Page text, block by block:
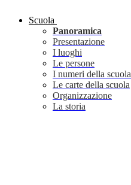
Scuola
Panoramica
Presentazione
I luoghi
Le persone
I numeri della scuola
Le carte della scuola
Organizzazione
La storia